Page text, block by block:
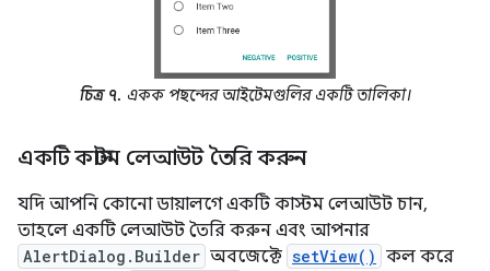
চিত্র ৭. একক পছন্দের আইটেমগুলির একটি তালিকা।
একটি কাস্টম লেআউট তৈরি করুন
যদি আপনি কোনো ডায়ালগে একটি কাস্টম লেআউট চান,
তাহলে একটি লেআউট তৈরি করুন এবং আপনার
AlertDialog.Builder অবজেক্টে setView() কল করে